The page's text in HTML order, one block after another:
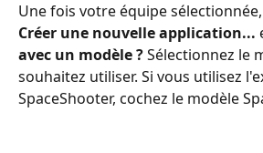
Une fois votre équipe
Créer une nouvelle application...
avec un modèle ? Sélectionnez le
souhaitez utiliser. Si vous utilisez
SpaceShooter, cochez le modèle